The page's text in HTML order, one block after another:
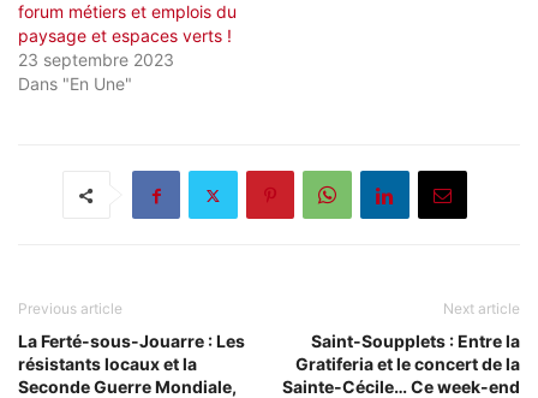
forum métiers et emplois du
paysage et espaces verts !
23 septembre 2023
Dans "En Une"
Previous article
La Ferté-sous-Jouarre : Les
résistants locaux et la
Seconde Guerre Mondiale,
Next article
Saint-Soupplets : Entre la
Gratiferia et le concert de la
Sainte-Cécile… Ce week-end